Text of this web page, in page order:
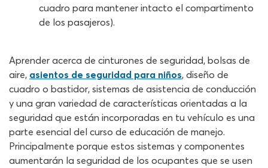
cuadro para mantener intacto el compartimento
de los pasajeros).
Aprender acerca de cinturones de seguridad, bolsas de
aire, asientos de seguridad para niños, diseño de
cuadro o bastidor, sistemas de asistencia de conducción
y una gran variedad de características orientadas a la
seguridad que están incorporadas en tu vehículo es una
parte esencial del curso de educación de manejo.
Principalmente porque estos sistemas y componentes
aumentarán la seguridad de los ocupantes que se usen